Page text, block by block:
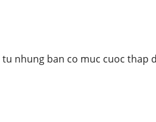
nhung ban co muc cuoc thap